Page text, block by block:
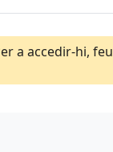
a accedir-hi,